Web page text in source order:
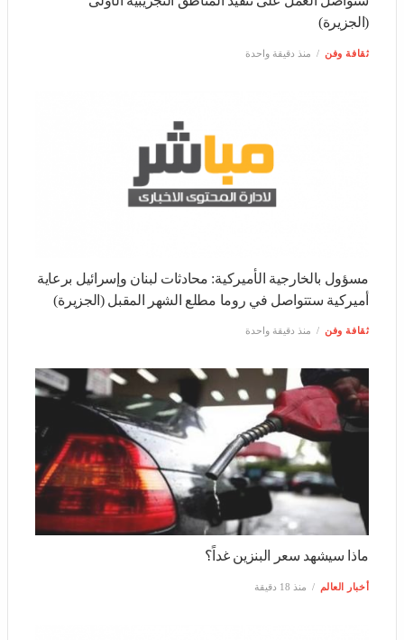
مسؤول بالخارجية الأميركية: محادثات لبنان وإسرائيل برعاية
أميركية ستتواصل في روما مطلع الشهر المقبل (الجزيرة)
ماذا سيشهد سعر البنزين غداً؟
أخبار العالم منذ 18 دقيقة